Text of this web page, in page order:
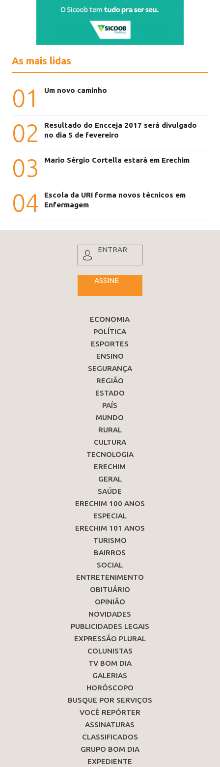
As mais lidas
01 Um novo caminho
02
Resultado do Encceja 2017 será divulgado
no dia 5 de fevereiro
03 Mario Sérgio Cortella estará em Erechim
04
Escola da URI forma novos técnicos em
Enfermagem
ENTRAR
ASSINE
ECONOMIA
POLÍTICA
ESPORTES
ENSINO
SEGURANÇA
REGIÃO
ESTADO
PAÍS
MUNDO
RURAL
CULTURA
TECNOLOGIA
ERECHIM
GERAL
SAÚDE
ERECHIM 100 ANOS
ESPECIAL
ERECHIM 101 ANOS
TURISMO
BAIRROS
SOCIAL
ENTRETENIMENTO
OBITUÁRIO
OPINIÃO
NOVIDADES
PUBLICIDADES LEGAIS
EXPRESSÃO PLURAL
COLUNISTAS
TV BOM DIA
GALERIAS
HORÓSCOPO
BUSQUE POR SERVIÇOS
VOCÊ REPÓRTER
ASSINATURAS
CLASSIFICADOS
GRUPO BOM DIA
EXPEDIENTE